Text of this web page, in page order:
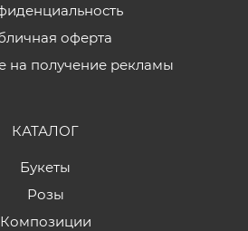
оферта
на получение рекламы
КАТАЛОГ
Букеты
Розы
Композиции